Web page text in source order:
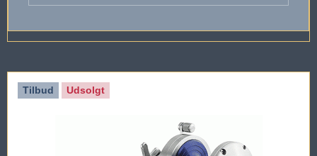
Tilbud Udsolgt